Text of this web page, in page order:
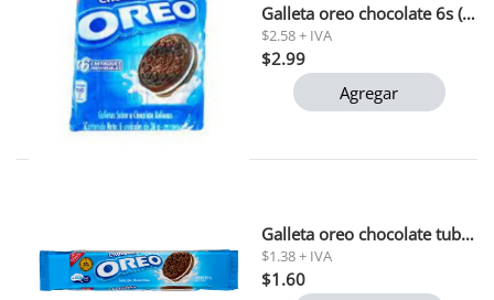
Galleta oreo chocolate 6s (192g) (6600)
$2.58 + IVA
$2.99
Agregar
Galleta oreo chocolate tubo 96gr (5800)
$1.38 + IVA
$1.60